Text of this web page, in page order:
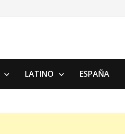
LATINO ESPAÑA